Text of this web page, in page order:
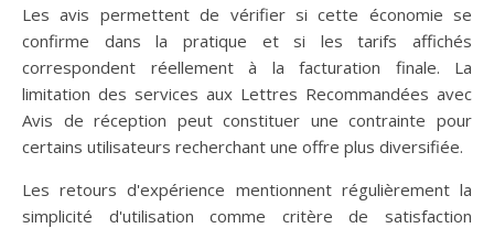
Les avis permettent de vérifier si cette économie se
confirme dans la pratique et si les tarifs affichés
correspondent réellement à la facturation finale. La
limitation des services aux Lettres Recommandées avec
Avis de réception peut constituer une contrainte pour
certains utilisateurs recherchant une offre plus diversifiée.
Les retours d'expérience mentionnent régulièrement la
simplicité d'utilisation comme critère de satisfaction